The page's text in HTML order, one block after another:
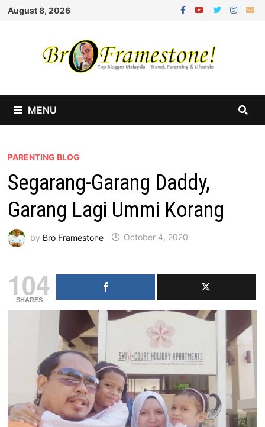
Skip
August 8, 2026
MENU
PARENTING BLOG
Segarang-Garang Daddy,
Garang Lagi Ummi Korang
by Bro Framestone October 4, 2020
104
SHARES